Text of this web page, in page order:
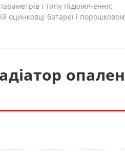
і типу підключення;
оцинковці батареї і